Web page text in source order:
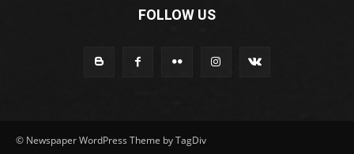
FOLLOW US
© Newspaper WordPress Theme by TagDiv